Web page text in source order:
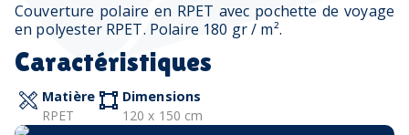
Couverture polaire en RPET avec pochette de voyage
en polyester RPET. Polaire 180 gr / m².
Caractéristiques
Matière
RPET
Dimensions
120 x 150 cm